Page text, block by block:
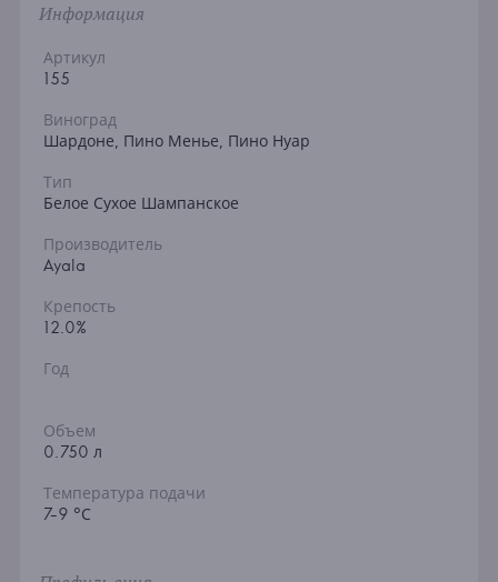
Информация
Артикул
155
Виноград
Шардоне, Пино Менье, Пино Нуар
Тип
Белое Сухое Шампанское
Производитель
Ayala
Крепость
12.0%
Год
Объем
0.750 л
Температура подачи
7-9 °С